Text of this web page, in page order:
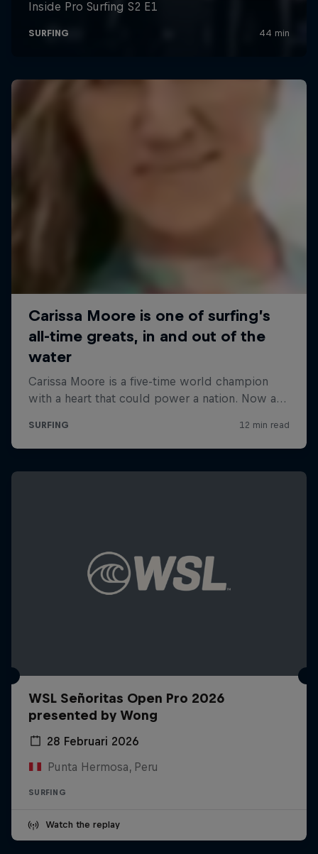
WSL Señoritas Open Pro 2026
presented by Wong
28 Februari 2026
Punta Hermosa, Peru
SURFING
Watch the replay